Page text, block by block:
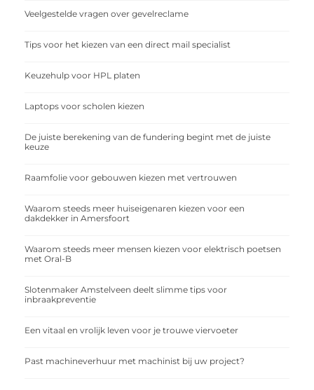
Veelgestelde vragen over gevelreclame
Tips voor het kiezen van een direct mail specialist
Keuzehulp voor HPL platen
Laptops voor scholen kiezen
De juiste berekening van de fundering begint met de juiste
keuze
Raamfolie voor gebouwen kiezen met vertrouwen
Waarom steeds meer huiseigenaren kiezen voor een
dakdekker in Amersfoort
Waarom steeds meer mensen kiezen voor elektrisch poetsen
met Oral-B
Slotenmaker Amstelveen deelt slimme tips voor
inbraakpreventie
Een vitaal en vrolijk leven voor je trouwe viervoeter
Past machineverhuur met machinist bij uw project?